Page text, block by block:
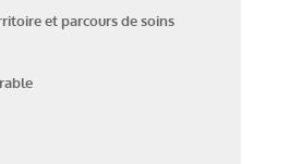
et parcours de soins